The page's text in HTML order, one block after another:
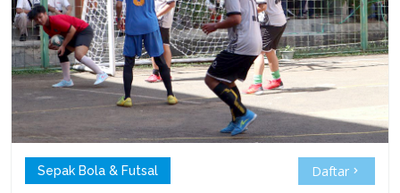
Sepak Bola & Futsal Daftar